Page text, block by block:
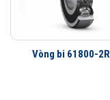
Ít rung động hơn
Tuổi thọ vòng bi
Khả năng che
Vòng bi 61800-